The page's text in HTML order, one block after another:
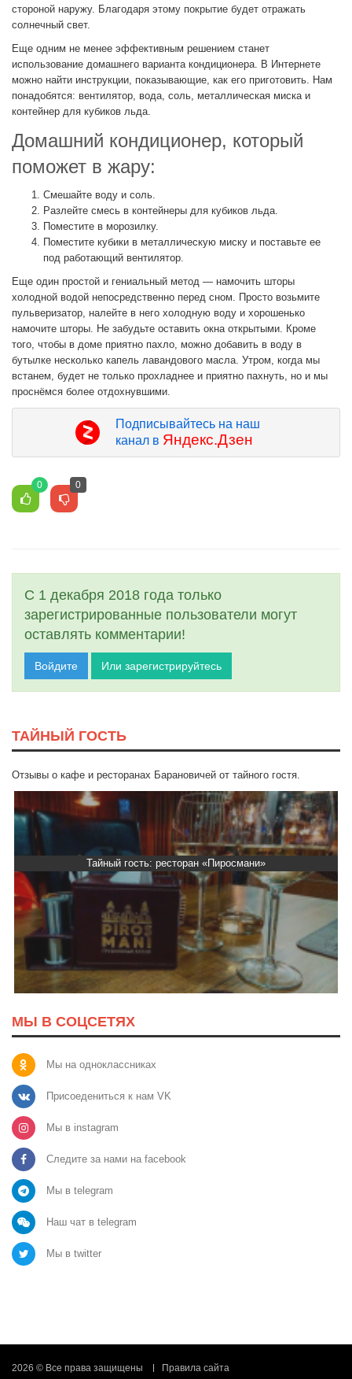
стороной наружу. Благодаря этому покрытие будет отражать
солнечный свет.
Еще одним не менее эффективным решением станет
использование домашнего варианта кондиционера. В Интернете
можно найти инструкции, показывающие, как его приготовить. Нам
понадобятся: вентилятор, вода, соль, металлическая миска и
контейнер для кубиков льда.
Домашний кондиционер, который
поможет в жару:
Смешайте воду и соль.
Разлейте смесь в контейнеры для кубиков льда.
Поместите в морозилку.
Поместите кубики в металлическую миску и поставьте ее
под работающий вентилятор.
Еще один простой и гениальный метод — намочить шторы
холодной водой непосредственно перед сном. Просто возьмите
пульверизатор, налейте в него холодную воду и хорошенько
намочите шторы. Не забудьте оставить окна открытыми. Кроме
того, чтобы в доме приятно пахло, можно добавить в воду в
бутылке несколько капель лавандового масла. Утром, когда мы
встанем, будет не только прохладнее и приятно пахнуть, но и мы
проснёмся более отдохнувшими.
Подписывайтесь на наш
канал в Яндекс.Дзен
0 0
С 1 декабря 2018 года только
зарегистрированные пользователи могут
оставлять комментарии!
Войдите Или зарегистрируйтесь
ТАЙНЫЙ ГОСТЬ
Отзывы о кафе и ресторанах Барановичей от тайного гостя.
Тайный гость: ресторан «Пиросмани»
МЫ В СОЦСЕТЯХ
Мы на одноклассниках
Присоедениться к нам VK
Мы в instagram
Следите за нами на facebook
Мы в telegram
Наш чат в telegram
Мы в twitter
2026 © Все права защищены
Правила сайта